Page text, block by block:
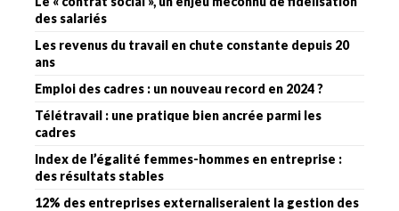
des salariés
Les revenus du travail en chute constante depuis 20
ans
Emploi des cadres : un nouveau record en 2024 ?
Télétravail : une pratique bien ancrée parmi les
cadres
Index de l’égalité femmes-hommes en entreprise :
des résultats stables
12% des entreprises externaliseraient la gestion des